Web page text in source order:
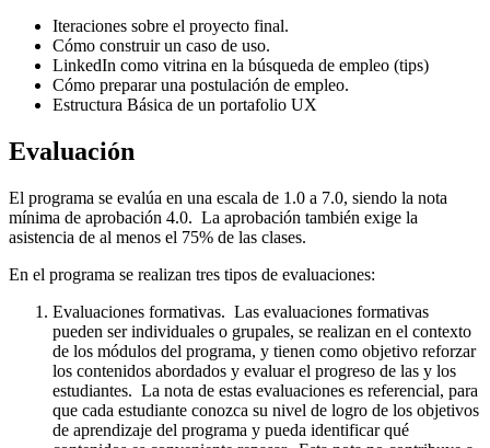
Iteraciones sobre el proyecto final.
Cómo construir un caso de uso.
LinkedIn como vitrina en la búsqueda de empleo (tips)
Cómo preparar una postulación de empleo.
Estructura Básica de un portafolio UX
Evaluación
El programa se evalúa en una escala de 1.0 a 7.0, siendo la nota
mínima de aprobación 4.0. La aprobación también exige la
asistencia de al menos el 75% de las clases.
En el programa se realizan tres tipos de evaluaciones:
Evaluaciones formativas. Las evaluaciones formativas
pueden ser individuales o grupales, se realizan en el contexto
de los módulos del programa, y tienen como objetivo reforzar
los contenidos abordados y evaluar el progreso de las y los
estudiantes. La nota de estas evaluaciones es referencial, para
que cada estudiante conozca su nivel de logro de los objetivos
de aprendizaje del programa y pueda identificar qué